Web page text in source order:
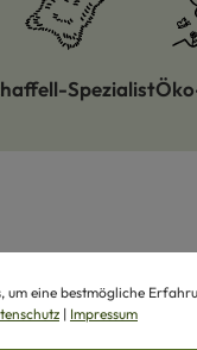
Spezialist
um eine bestmögliche
| Impressum